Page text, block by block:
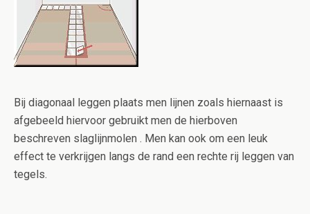
Bij diagonaal leggen plaats men lijnen zoals hiernaast is
afgebeeld hiervoor gebruikt men de hierboven
beschreven slaglijnmolen . Men kan ook om een leuk
effect te verkrijgen langs de rand een rechte rij leggen van
tegels.